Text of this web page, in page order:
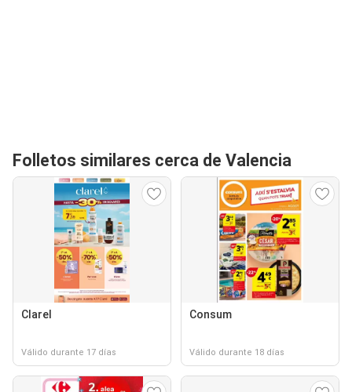
Folletos similares cerca de Valencia
Clarel
Válido durante 17 días
Consum
Válido durante 18 días